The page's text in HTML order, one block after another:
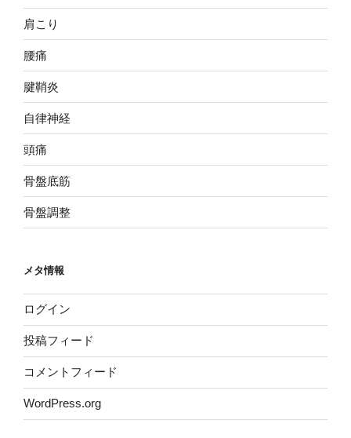
肩こり
腰痛
腱鞘炎
自律神経
頭痛
骨盤底筋
骨盤調整
メタ情報
ログイン
投稿フィード
コメントフィード
WordPress.org